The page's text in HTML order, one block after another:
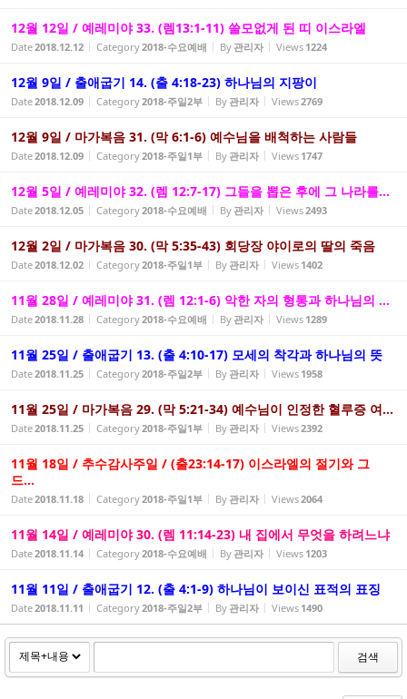
12월 12일 / 예레미야 33. (렘13:1-11) 쓸모없게 된 띠 이스라엘
Date2018.12.12 Category2018-수요예배 By 관리자 Views 1224
12월 9일 / 출애굽기 14. (출 4:18-23) 하나님의 지팡이
Date2018.12.09 Category2018-주일2부 By 관리자 Views2769
12월 9일 / 마가복음 31. (막 6:1-6) 예수님을 배척하는 사람들
Date2018.12.09 Category2018-주일1부 By 관리자 Views 1747
12월 5일 / 예레미야 32. (렘 12:7-17) 그들을 뽑은 후에 그 나라를...
Date2018.12.05 Category2018-수요예배 By 관리자 Views2493
12월 2일 / 마가복음 30. (막 5:35-43) 회당장 야이로의 딸의 죽음
Date2018.12.02 Category2018-주일1부 By 관리자 Views 1402
11월 28일 / 예레미야 31. (렘 12:1-6) 악한 자의 형통과 하나님의 ...
Date2018.11.28 Category2018-수요예배 By 관리자 Views 1289
11월 25일 / 출애굽기 13. (출 4:10-17) 모세의 착각과 하나님의 뜻
Date2018.11.25 Category2018-주일2부 By 관리자 Views 1958
11월 25일 / 마가복음 29. (막 5:21-34) 예수님이 인정한 혈루증 여...
Date2018.11.25 Category2018-주일1부 By 관리자 Views2392
11월 18일 / 추수감사주일 / (출23:14-17) 이스라엘의 절기와 그
드...
Date2018.11.18 Category2018-주일1부 By 관리자 Views2064
11월 14일 / 예레미야 30. (렘 11:14-23) 내 집에서 무엇을 하려느냐
Date2018.11.14 Category2018-수요예배 By 관리자 Views 1203
11월 11일 / 출애굽기 12. (출 4:1-9) 하나님이 보이신 표적의 표징
Date2018.11.11 Category2018-주일2부 By 관리자 Views 1490
검색